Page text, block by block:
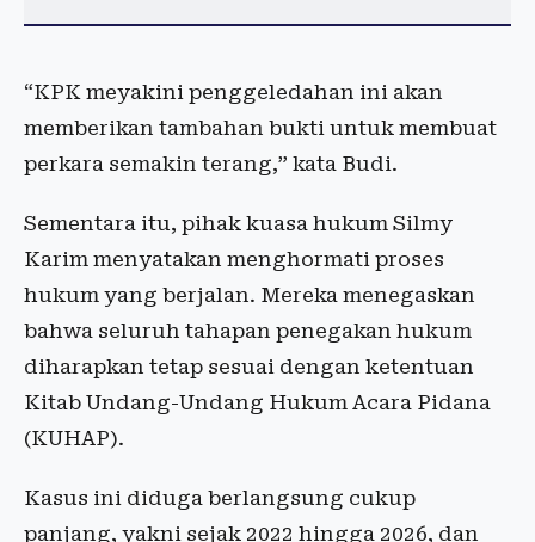
“KPK meyakini penggeledahan ini akan
memberikan tambahan bukti untuk membuat
perkara semakin terang,” kata Budi.
Sementara itu, pihak kuasa hukum Silmy
Karim menyatakan menghormati proses
hukum yang berjalan. Mereka menegaskan
bahwa seluruh tahapan penegakan hukum
diharapkan tetap sesuai dengan ketentuan
Kitab Undang-Undang Hukum Acara Pidana
(KUHAP).
Kasus ini diduga berlangsung cukup
panjang, yakni sejak 2022 hingga 2026, dan